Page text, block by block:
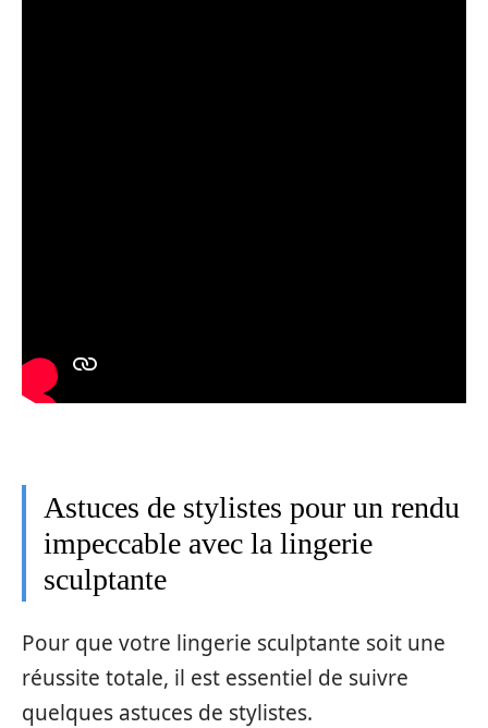
Astuces de stylistes pour un rendu
impeccable avec la lingerie
sculptante
Pour que votre lingerie sculptante soit une
réussite totale, il est essentiel de suivre
quelques astuces de stylistes.